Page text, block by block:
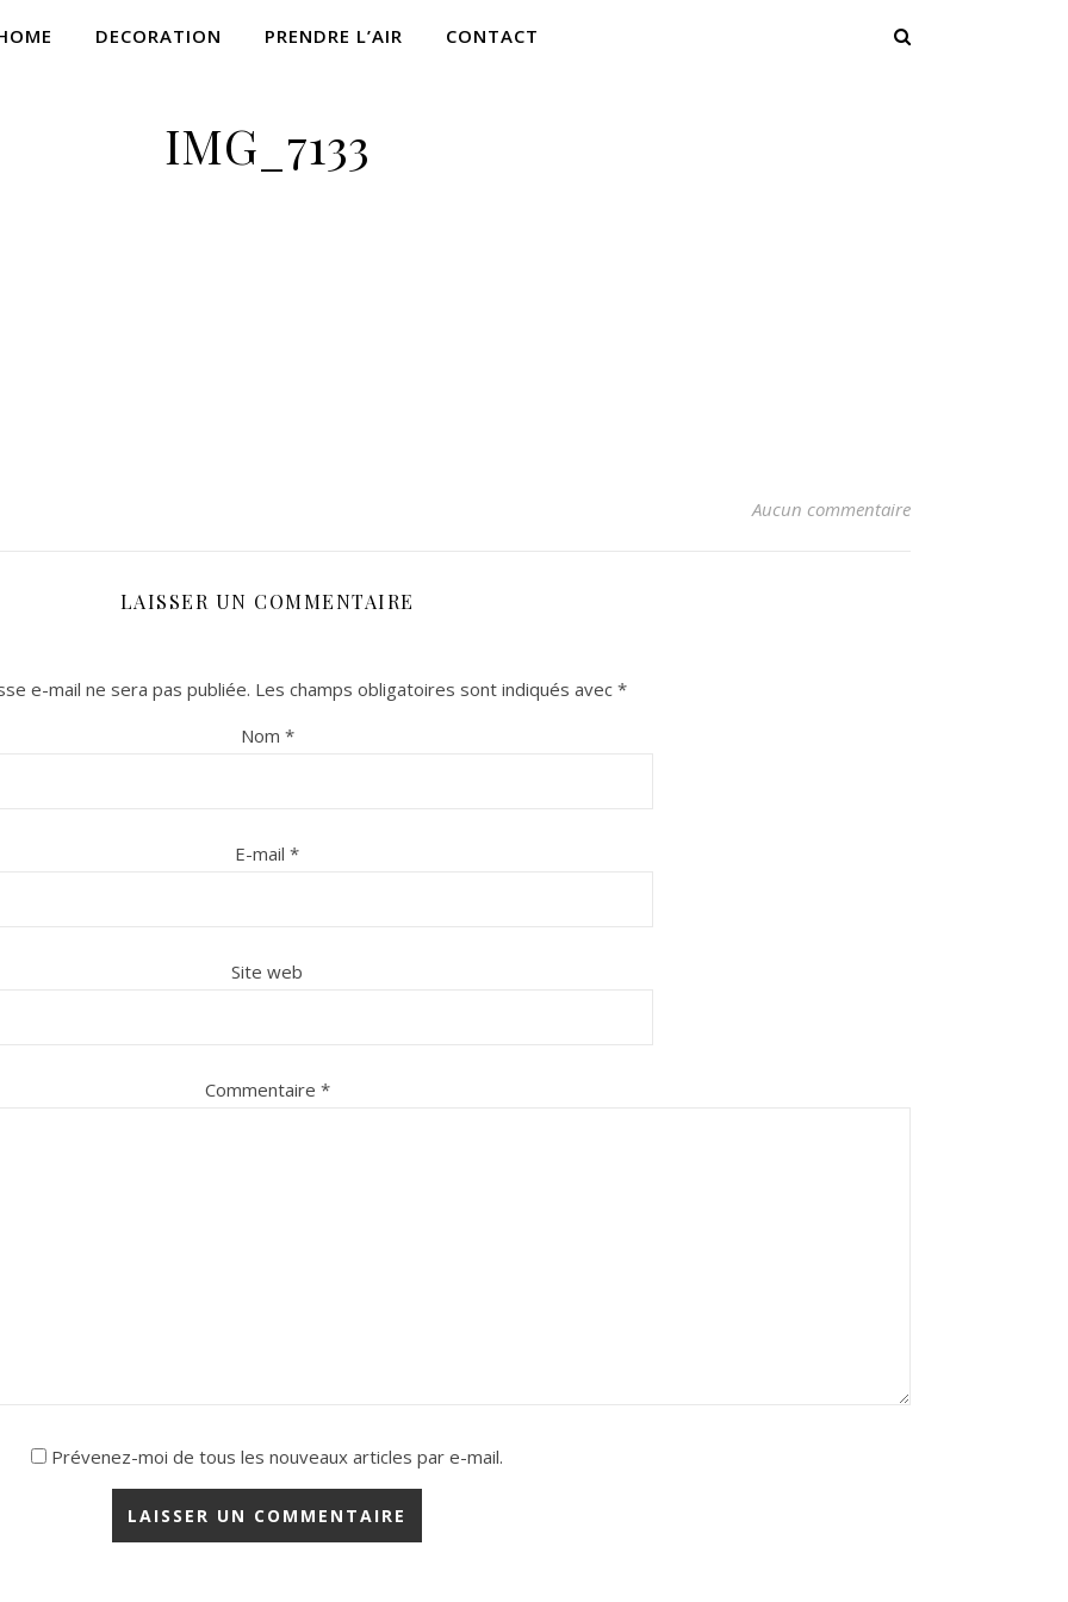
DECORATION PRENDRE L’AIR CONTACT
IMG_7133
Aucun commentaire
LAISSER UN COMMENTAIRE
e-mail ne sera pas publiée. Les champs obligatoires sont indiqués avec *
Nom *
E-mail *
Site web
Commentaire *
Prévenez-moi de tous les nouveaux articles par e-mail.